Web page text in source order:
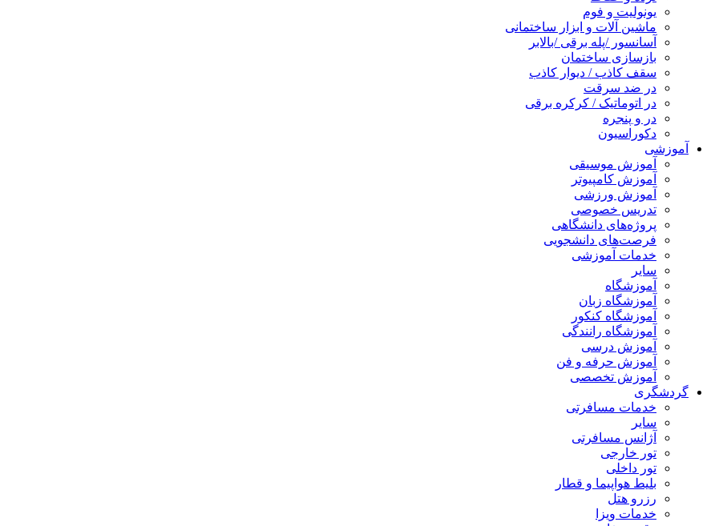
یونولیت و فوم
ماشین آلات و ابزار ساختمانی
آسانسور /پله برقی /بالابر
بازسازی ساختمان
سقف کاذب / دیوار کاذب
در ضد سرقت
در اتوماتیک / کرکره برقی
در و پنجره
دکوراسیون
آموزشی
آموزش موسیقی
آموزش کامپیوتر
آموزش ورزشی
تدریس خصوصی
پروژه‌های دانشگاهی
فرصت‌های دانشجویی
خدمات آموزشی
سایر
آموزشگاه
آموزشگاه زبان
آموزشگاه کنکور
آموزشگاه رانندگی
آموزش درسی
آموزش حرفه و فن
آموزش تخصصی
گردشگری
خدمات مسافرتی
سایر
آژانس مسافرتی
تور خارجی
تور داخلی
بلیط هواپیما و قطار
رزرو هتل
خدمات ویزا